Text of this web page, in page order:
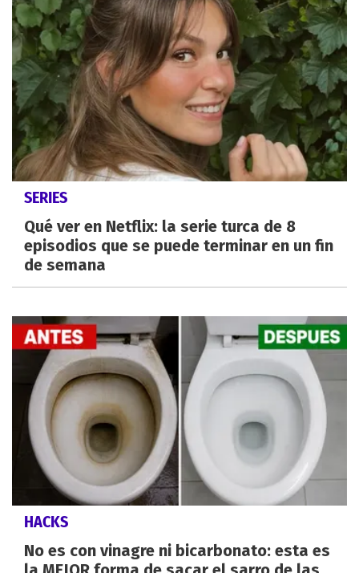
SERIES
Qué ver en Netflix: la serie turca de 8
episodios que se puede terminar en un fin
de semana
HACKS
No es con vinagre ni bicarbonato: esta es